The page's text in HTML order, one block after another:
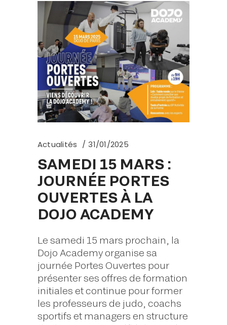
Actualités 31/01/2025
SAMEDI 15 MARS :
JOURNÉE PORTES
OUVERTES À LA
DOJO ACADEMY
Le samedi 15 mars prochain, la
Dojo Academy organise sa
journée Portes Ouvertes pour
présenter ses offres de formation
initiales et continue pour former
les professeurs de judo, coachs
sportifs et managers en structure